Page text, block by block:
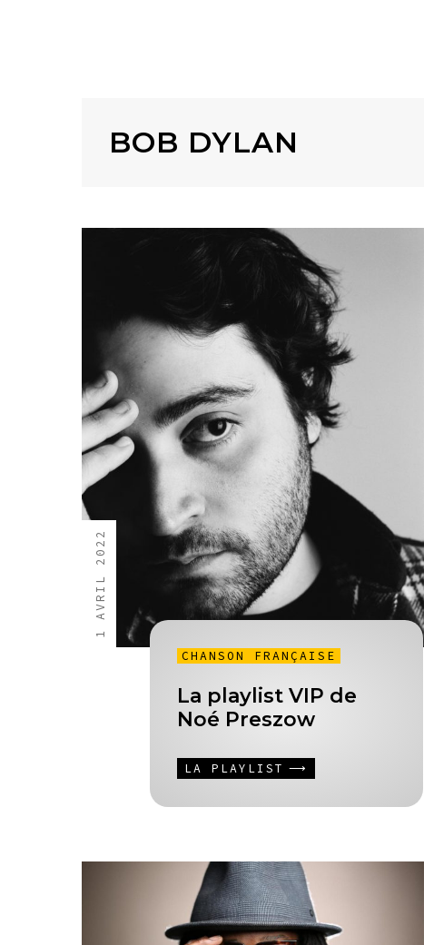
BOB DYLAN
1 AVRIL 2022
CHANSON FRANÇAISE
La playlist VIP de
Noé Preszow
LA PLAYLIST